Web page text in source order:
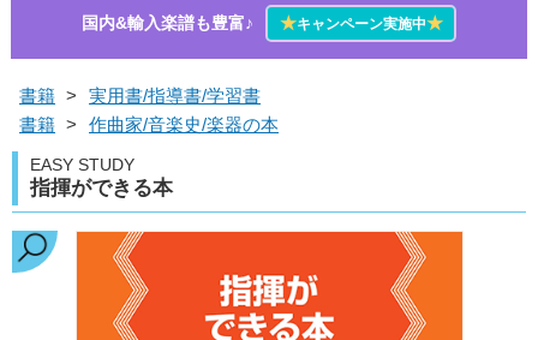
国内&輸入楽譜も豊富♪
★キャンペーン実施中★
書籍 >
実用書/指導書/学習書
書籍 > 作曲家/音楽史/楽器の本
EASY STUDY
指揮ができる本